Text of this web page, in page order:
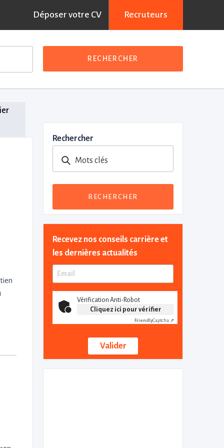
Déposer votre CV Recruteurs
RECHERCHER
Rechercher
Mots clés
RECHERCHER
Recevez nos conseils carrière et
les dernières actualités
Vérification Anti-Robot
Cliquez ici pour vérifier
FriendlyCaptcha ⇗